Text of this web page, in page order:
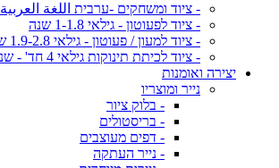
- ציוד ומשחקים -ערבית اللغة العربية
- ציוד לפעוטון - גילאי 1-1.8 שנה
- ציוד למעון / פעוטון - גילאי 1.9-2.8 שנה
- ציוד לכיתת תינוקות גילאי 4 חד' - שנה
יצירה ואומנות
נייר ומוצריו
- בלוק ציור
- בריסטולים
- דפים מעוצבים
- נייר העתקה